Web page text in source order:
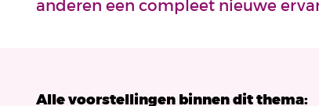
anderen een compleet nieuwe
Alle voorstellingen binnen dit thema: